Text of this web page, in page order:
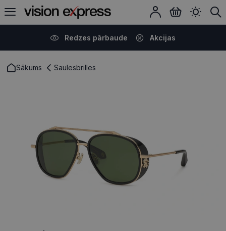
Redzes pārbaude Akcijas
Sākums Saulesbrilles